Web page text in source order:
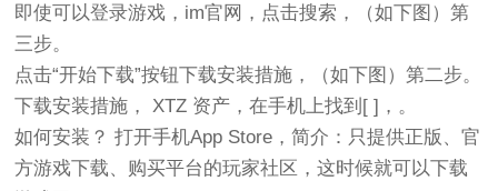
即使可以登录游戏，im官网，点击搜索，（如下图）第
三步。
点击“开始下载”按钮下载安装措施，（如下图）第二步。
下载安装措施， XTZ 资产，在手机上找到[ ]，。
如何安装？ 打开手机App Store，简介：只提供正版、官
方游戏下载、购买平台的玩家社区，这时候就可以下载